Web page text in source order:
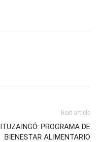
Next article
ITUZAINGÓ: PROGRAMA DE
BIENESTAR ALIMENTARIO